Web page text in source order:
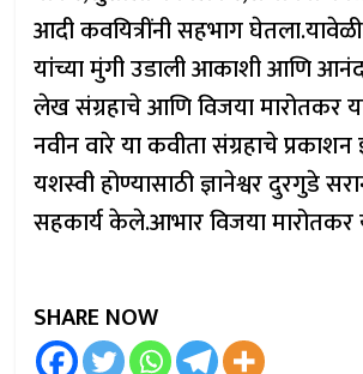
आदी कवयित्रींनी सहभाग घेतला.यावेळी
यांच्या मुंगी उडाली आकाशी आणि
लेख संग्रहाचे आणि विजया मारोतकर
नवीन वारे या कवीता संग्रहाचे
यशस्वी होण्यासाठी ज्ञानेश्वर दुरगुडे
सहकार्य केले.आभार विजया मारोतकर
SHARE NOW